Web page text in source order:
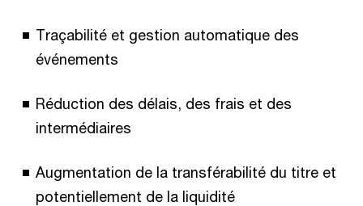
Traçabilité et gestion automatique des
événements
Réduction des délais, des frais et des
intermédiaires
Augmentation de la transférabilité du titre et
potentiellement de la liquidité